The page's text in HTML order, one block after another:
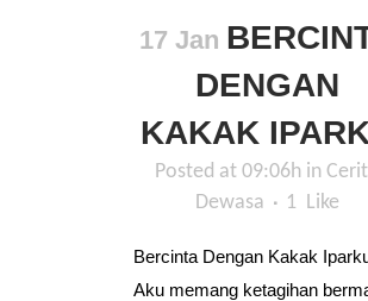
17 Jan
DENGAN
KAKAK
Posted at 09:06h in
Dewasa
1 Like
Bercinta Dengan Kakak
Aku memang ketagihan